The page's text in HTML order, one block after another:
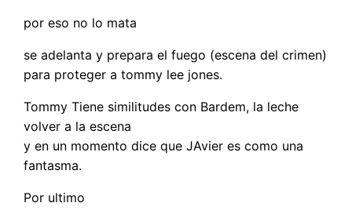
por eso no lo mata
se adelanta y prepara el fuego (escena del crimen)
para proteger a tommy lee jones.
Tommy Tiene similitudes con Bardem, la leche
volver a la escena
y en un momento dice que JAvier es como una
fantasma.
Por ultimo